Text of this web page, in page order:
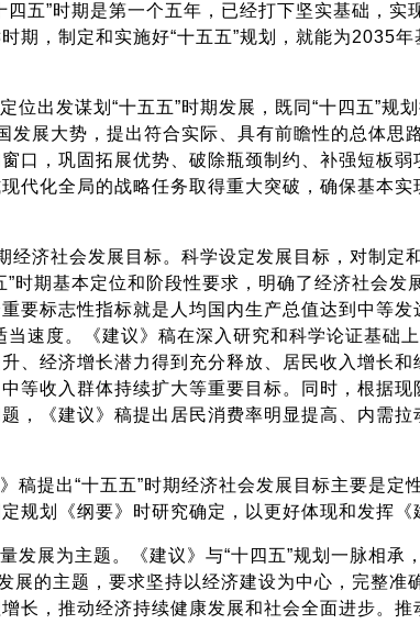
五”时期是第一个五年，已经打下坚实基础，实
期，制定和实施好“十五五”规划，就能为2035
位出发谋划“十五五”时期发展，既同“十四五”规
发展大势，提出符合实际、具有前瞻性的总体思
口，巩固拓展优势、破除瓶颈制约、补强短板
代化全局的战略任务取得重大突破，确保基本
经济社会发展目标。科学设定发展目标，对制定
”时期基本定位和阶段性要求，明确了经济社会发
要标志性指标就是人均国内生产总值达到中等发
当速度。《建议》稿在深入研究和科学论证基础
、经济增长潜力得到充分释放、居民收入增长
等收入群体持续扩大等重要目标。同时，根据现
，《建议》稿提出居民消费率明显提高、内需
稿提出“十五五”时期经济社会发展目标主要是定
规划《纲要》时研究确定，以更好体现和发挥《
发展为主题。《建议》与“十四五”规划一脉相承
展的主题，要求坚持以经济建设为中心，完整准
长，推动经济持续健康发展和社会全面进步。